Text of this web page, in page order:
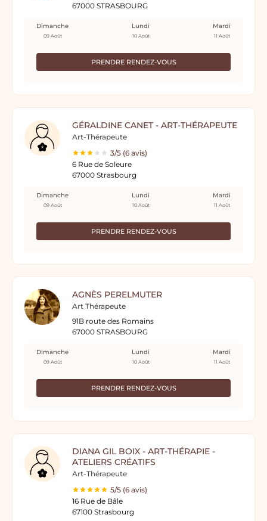
67000 STRASBOURG
PRENDRE RENDEZ-VOUS
Dimanche
09 Août
Lundi
10 Août
Mardi
11 Août
GÉRALDINE CANET - ART-THÉRAPEUTE
Art-Thérapeute
3/5 (6 avis)
6 Rue de Soleure
67000 Strasbourg
PRENDRE RENDEZ-VOUS
Dimanche
09 Août
Lundi
10 Août
Mardi
11 Août
AGNÈS PERELMUTER
Art Thérapeute
91B route des Romains
67000 STRASBOURG
PRENDRE RENDEZ-VOUS
Dimanche
09 Août
Lundi
10 Août
Mardi
11 Août
DIANA GIL BOIX - ART-THÉRAPIE -
ATELIERS CRÉATIFS
Art-Thérapeute
5/5 (6 avis)
16 Rue de Bâle
67100 Strasbourg